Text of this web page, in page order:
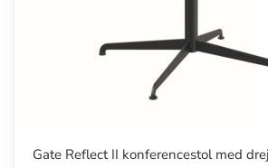
Gate Reflect II konferencestol med